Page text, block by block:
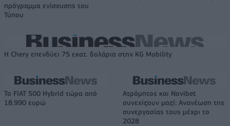
πρόγραμμα ενίσχυσης του
Τύπου
Η Chery επενδύει 75 εκατ. δολάρια στην KG Mobility
Το FIAT 500 Hybrid τώρα από
18.990 ευρώ
Ατρόμητος και Novibet
συνεχίζουν μαζί: Ανανέωση της
συνεργασίας τους μέχρι το
2028